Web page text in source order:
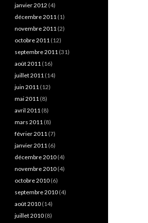
janvier 2012 (4)
décembre 2011 (1)
novembre 2011 (2)
octobre 2011 (12)
septembre 2011 (31)
août 2011 (16)
juillet 2011 (14)
juin 2011 (12)
mai 2011 (8)
avril 2011 (8)
mars 2011 (8)
février 2011 (7)
janvier 2011 (6)
décembre 2010 (4)
novembre 2010 (4)
octobre 2010 (6)
septembre 2010 (4)
août 2010 (14)
juillet 2010 (8)